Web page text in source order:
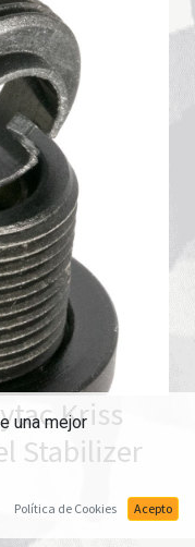
Kriss
Stabilizer
una mejor
Política de Cookies Acepto